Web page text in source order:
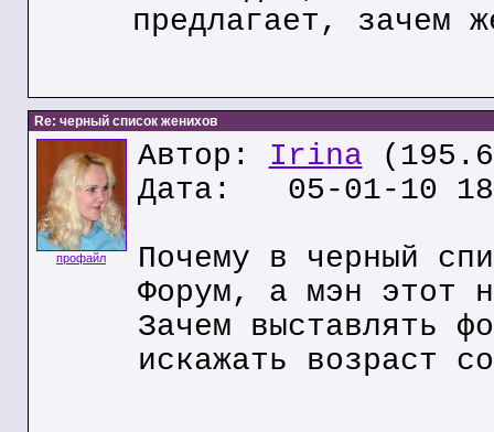
предлагает, зачем
Re: черный список женихов
профайл
Автор: Irina
Дата: 05-01-10
Почему в черный
Форум, а мэн этот
Зачем выставлять
искажать возраст